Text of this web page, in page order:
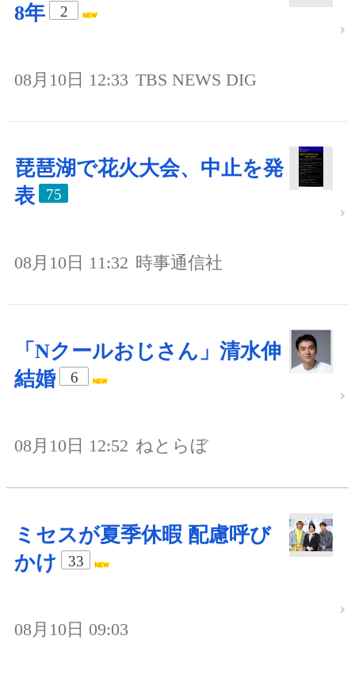
8年
2
08月10日 12:33 TBS NEWS DIG
琵琶湖で花火大会、中止を発
表
75
08月10日 11:32 時事通信社
「Nクールおじさん」清水伸
結婚
6
08月10日 12:52 ねとらぼ
ミセスが夏季休暇 配慮呼び
かけ
33
08月10日 09:03